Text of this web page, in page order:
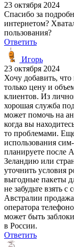
23 октября 2024
Спасибо за
интернетом?
пользования?
Ответить
Игорь
23 октября 2024
Хочу добавить,
только цену и
клиентов. Из
хорошая служба
может помочь на
когда вы
то проблемами.
использования
планируете после
Зеландию или
уточнить условия
выгодные пакеты
не забудьте взять
Австралии
оператора
может быть
в России.
Ответить